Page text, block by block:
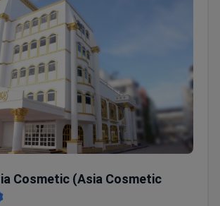
Cosmetic (Asia Cosmetic